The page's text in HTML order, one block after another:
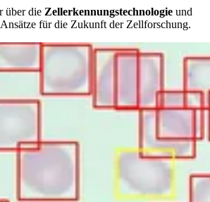
über die Zellerkennungstechnologie und
für die Zukunft der Zellforschung.